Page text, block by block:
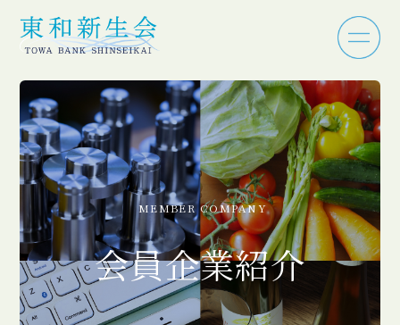
MEMBER COMPANY
会員企業紹介